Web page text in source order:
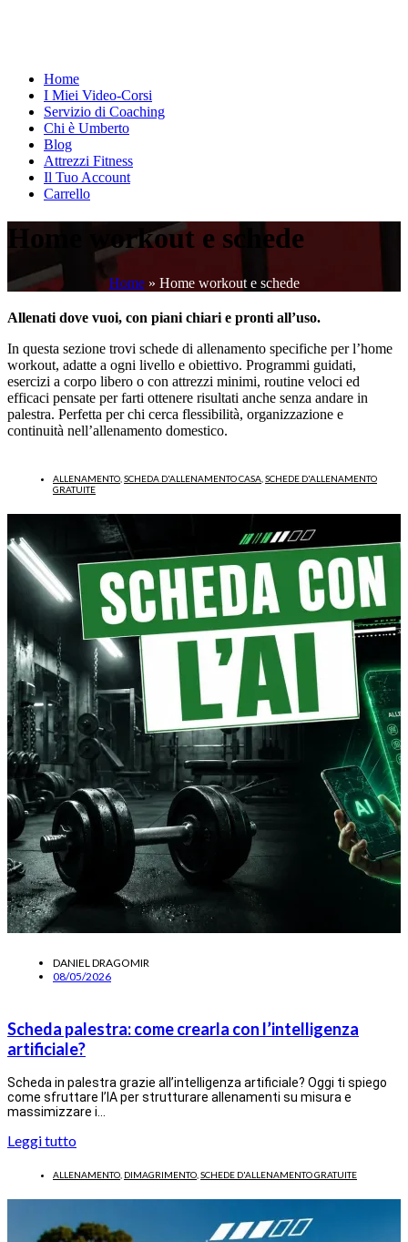
Home
I Miei Video-Corsi
Servizio di Coaching
Chi è Umberto
Blog
Attrezzi Fitness
Il Tuo Account
Carrello
Home workout e schede
Home» Home workout e schede
Allenati dove vuoi, con piani chiari e pronti all’uso.
In questa sezione trovi schede di allenamento specifiche per l’home
workout, adatte a ogni livello e obiettivo. Programmi guidati,
esercizi a corpo libero o con attrezzi minimi, routine veloci ed
efficaci pensate per farti ottenere risultati anche senza andare in
palestra. Perfetta per chi cerca flessibilità, organizzazione e
continuità nell’allenamento domestico.
ALLENAMENTO SCHEDA D'ALLENAMENTO CASA SCHEDE D'ALLENAMENTO
GRATUITE
DANIEL DRAGOMIR
08/05/2026
Scheda palestra: come crearla con l’intelligenza
artificiale?
Scheda in palestra grazie all’intelligenza artificiale? Oggi ti spiego
come sfruttare l’IA per strutturare allenamenti su misura e
massimizzare i…
Leggi tutto
ALLENAMENTO DIMAGRIMENTO SCHEDE D'ALLENAMENTO GRATUITE